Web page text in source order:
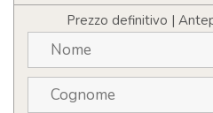
Prezzo definitivo |